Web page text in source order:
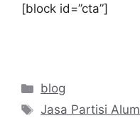
[block id=”cta”]
Categories
blog
Tags
Jasa Partisi